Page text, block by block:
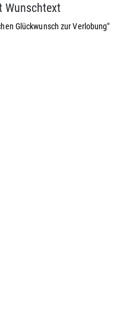
Glückwunsch zur Verlobung"